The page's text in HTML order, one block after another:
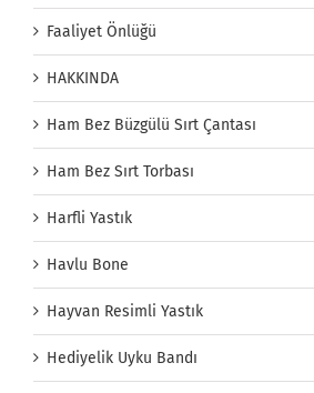
Faaliyet Önlüğü
HAKKINDA
Ham Bez Büzgülü Sırt Çantası
Ham Bez Sırt Torbası
Harfli Yastık
Havlu Bone
Hayvan Resimli Yastık
Hediyelik Uyku Bandı